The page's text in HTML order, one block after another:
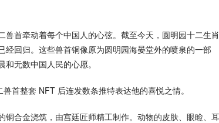
首牵动着每个中国人的心弦。截至今天，圆明园十二生肖
回归。这些兽首铜像原为圆明园海晏堂外的喷泉的一部
无数中国人民的心愿。
首整套 NFT 后连发数条推特表达他的喜悦之情。
合金浇筑，由宫廷匠师精工制作。动物的皮肤、眼睑、耳